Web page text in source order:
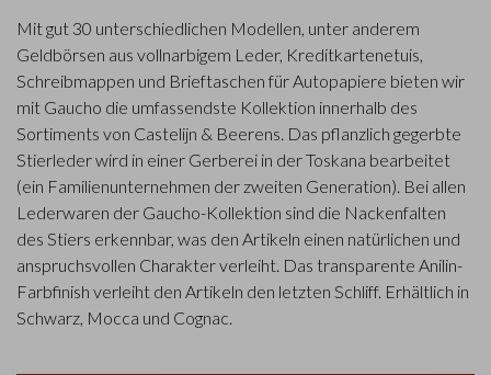
Mit gut 30 unterschiedlichen Modellen, unter anderem
Geldbörsen aus vollnarbigem Leder, Kreditkartenetuis,
Schreibmappen und Brieftaschen für Autopapiere bieten wir
mit Gaucho die umfassendste Kollektion innerhalb des
Sortiments von Castelijn & Beerens. Das pflanzlich gegerbte
Stierleder wird in einer Gerberei in der Toskana bearbeitet
(ein Familienunternehmen der zweiten Generation). Bei allen
Lederwaren der Gaucho-Kollektion sind die Nackenfalten
des Stiers erkennbar, was den Artikeln einen natürlichen und
anspruchsvollen Charakter verleiht. Das transparente Anilin-
Farbfinish verleiht den Artikeln den letzten Schliff. Erhältlich in
Schwarz, Mocca und Cognac.